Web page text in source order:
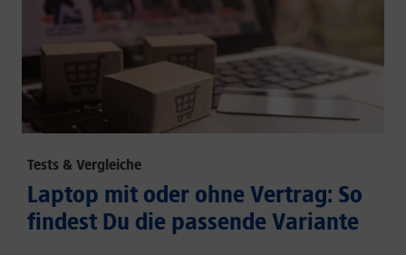
Tests & Vergleiche
Laptop mit oder ohne Vertrag: So
findest Du die passende Variante